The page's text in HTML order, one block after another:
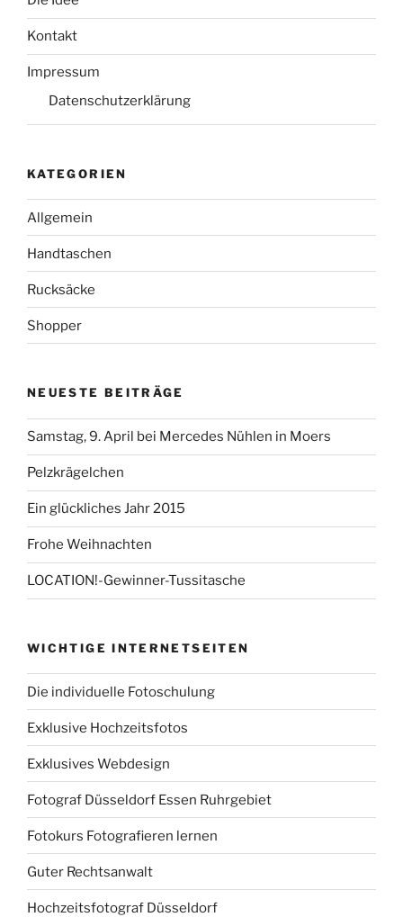
Kontakt
Impressum
Datenschutzerklärung
KATEGORIEN
Allgemein
Handtaschen
Rucksäcke
Shopper
NEUESTE BEITRÄGE
Samstag, 9. April bei Mercedes Nühlen in Moers
Pelzkrägelchen
Ein glückliches Jahr 2015
Frohe Weihnachten
LOCATION!-Gewinner-Tussitasche
WICHTIGE INTERNETSEITEN
Die individuelle Fotoschulung
Exklusive Hochzeitsfotos
Exklusives Webdesign
Fotograf Düsseldorf Essen Ruhrgebiet
Fotokurs Fotografieren lernen
Guter Rechtsanwalt
Hochzeitsfotograf Düsseldorf